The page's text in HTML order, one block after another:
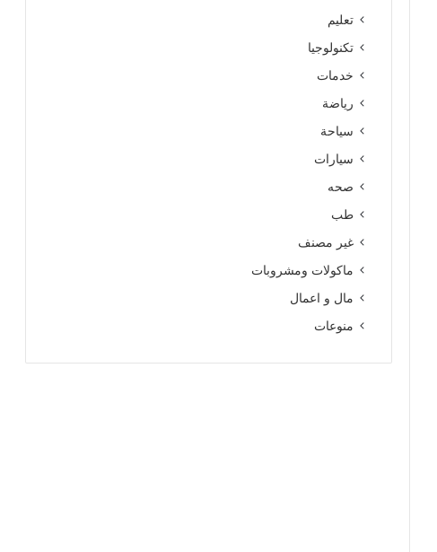
تعليم
تكنولوجيا
خدمات
رياضة
سياحة
سيارات
صحه
طب
غير مصنف
ماكولات ومشروبات
مال و اعمال
منوعات